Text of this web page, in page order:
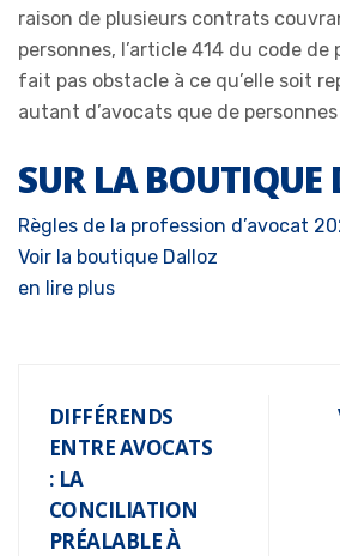
raison de plusieurs contrats
personnes, l’article 414 du code
fait pas obstacle à ce qu’elle soit
autant d’avocats que de
SUR LA BOUTIQUE
Règles de la profession d’avocat
Voir la boutique Dalloz
en lire plus
DIFFÉRENDS
ENTRE AVOCATS
: LA
CONCILIATION
PRÉALABLE À